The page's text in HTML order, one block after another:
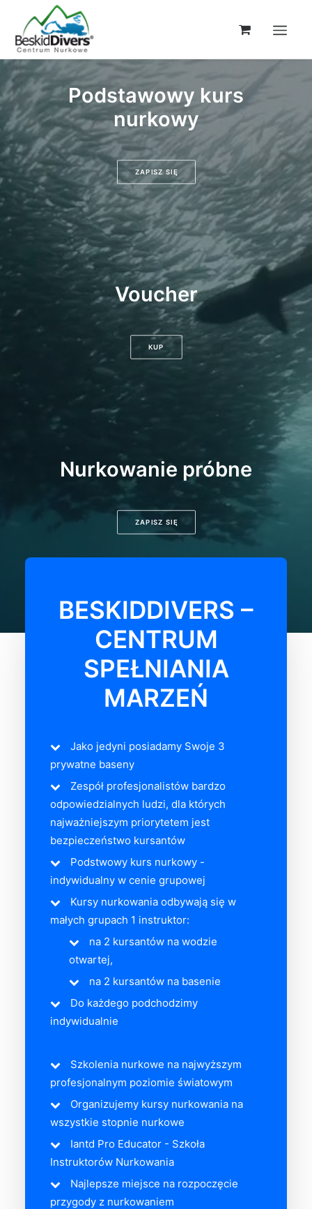
Podstawowy kurs
nurkowy
ZAPISZ SIĘ
Voucher
KUP
Nurkowanie próbne
ZAPISZ SIĘ
BESKIDDIVERS –
CENTRUM
SPEŁNIANIA
MARZEŃ
Jako jedyni posiadamy Swoje 3
prywatne baseny
Zespół profesjonalistów bardzo
odpowiedzialnych ludzi, dla których
najważniejszym priorytetem jest
bezpieczeństwo kursantów
Podstwowy kurs nurkowy -
indywidualny w cenie grupowej
Kursy nurkowania odbywają się w
małych grupach 1 instruktor:
na 2 kursantów na wodzie
otwartej,
na 2 kursantów na basenie
Do każdego podchodzimy
indywidualnie
Szkolenia nurkowe na najwyższym
profesjonalnym poziomie światowym
Organizujemy kursy nurkowania na
wszystkie stopnie nurkowe
Iantd Pro Educator - Szkoła
Instruktorów Nurkowania
Najlepsze miejsce na rozpoczęcie
przygody z nurkowaniem